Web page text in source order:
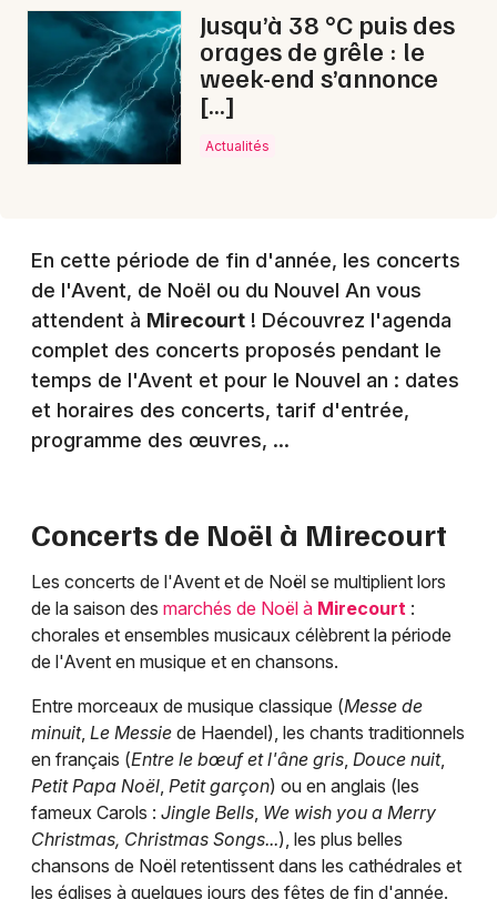
Mon email
Je m'abonne
Jusqu’à 38 °C puis des
orages de grêle : le
week-end s’annonce
[…]
Actualités
En cette période de fin d'année, les concerts
de l'Avent, de Noël ou du Nouvel An vous
attendent à Mirecourt ! Découvrez l'agenda
complet des concerts proposés pendant le
temps de l'Avent et pour le Nouvel an : dates
et horaires des concerts, tarif d'entrée,
programme des œuvres, ...
Concerts de Noël à Mirecourt
Les concerts de l'Avent et de Noël se multiplient lors
de la saison des marchés de Noël à Mirecourt :
chorales et ensembles musicaux célèbrent la période
de l'Avent en musique et en chansons.
Entre morceaux de musique classique (Messe de
minuit, Le Messie de Haendel), les chants traditionnels
en français (Entre le bœuf et l'âne gris, Douce nuit,
Petit Papa Noël, Petit garçon) ou en anglais (les
fameux Carols : Jingle Bells, We wish you a Merry
Christmas, Christmas Songs...), les plus belles
chansons de Noël retentissent dans les cathédrales et
les églises à quelques jours des fêtes de fin d'année.